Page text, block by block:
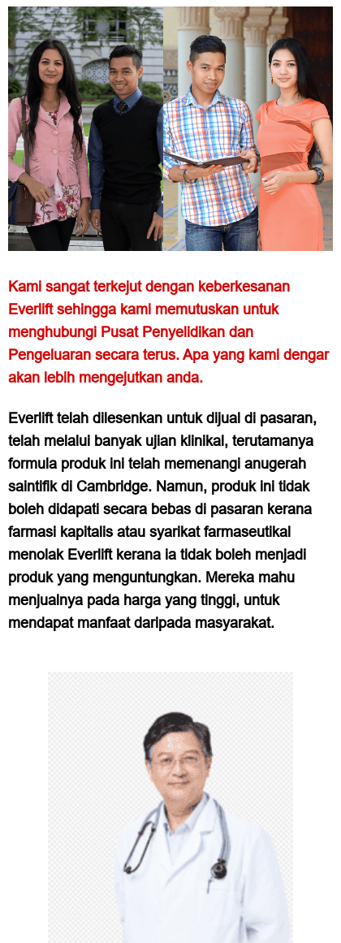
Kami sangat terkejut dengan keberkesanan
Everlift sehingga kami memutuskan untuk
menghubungi Pusat Penyelidikan dan
Pengeluaran secara terus. Apa yang kami dengar
akan lebih mengejutkan anda.
Everlift telah dilesenkan untuk dijual di pasaran,
telah melalui banyak ujian klinikal, terutamanya
formula produk ini telah memenangi anugerah
saintifik di Cambridge. Namun, produk ini tidak
boleh didapati secara bebas di pasaran kerana
farmasi kapitalis atau syarikat farmaseutikal
menolak Everlift kerana ia tidak boleh menjadi
produk yang menguntungkan. Mereka mahu
menjualnya pada harga yang tinggi, untuk
mendapat manfaat daripada masyarakat.